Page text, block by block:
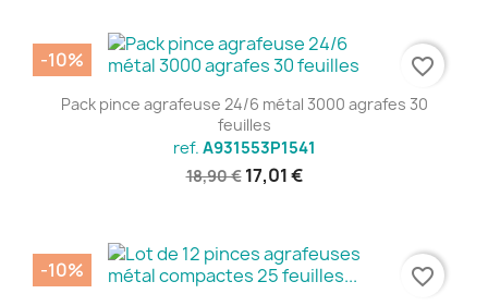
Pack pince agrafeuse 24/6 métal 3000 agrafes 30
feuilles
ref. A931553P1541
18,90 € 17,01 €
-10% favorite_border
-10% favorite_border